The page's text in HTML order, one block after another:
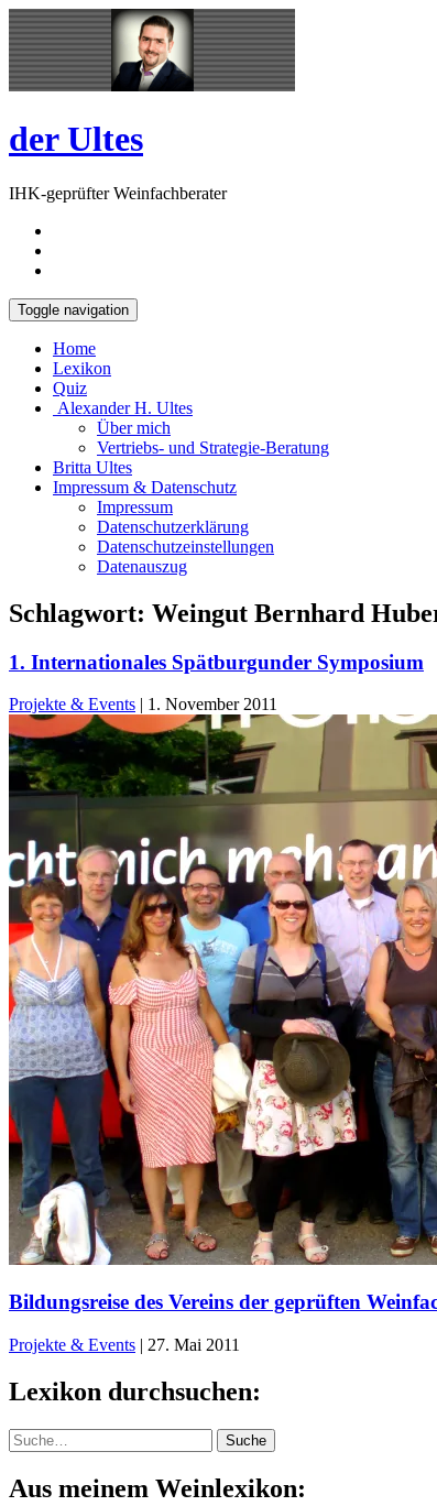
Skip
to
content
Open
Sidebar
der Ultes
IHK-geprüfter Weinfachberater
Toggle navigation
Home
Lexikon
Quiz
Alexander H. Ultes
Über mich
Vertriebs- und Strategie-Beratung
Britta Ultes
Impressum & Datenschutz
Impressum
Datenschutzerklärung
Datenschutzeinstellungen
Datenauszug
Schlagwort: Weingut Bernhard
1. Internationales Spätburgunder Symposium
Projekte & Events | 1. November 2011
Bildungsreise des Vereins der geprüften
Projekte & Events | 27. Mai 2011
Lexikon durchsuchen:
Suche Suche
Aus meinem Weinlexikon: